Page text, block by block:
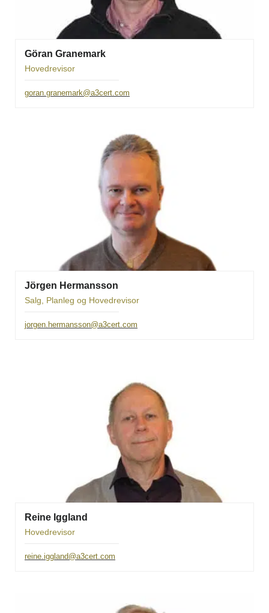
Göran Granemark
Hovedrevisor
goran.granemark@a3cert.com
Jörgen Hermansson
Salg, Planleg og Hovedrevisor
jorgen.hermansson@a3cert.com
Reine Iggland
Hovedrevisor
reine.iggland@a3cert.com